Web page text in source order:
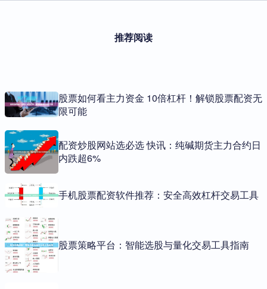
推荐阅读
股票如何看主力资金 10倍杠杆！解锁股票配资无
限可能
配资炒股网站选必选 快讯：纯碱期货主力合约日
内跌超6%
手机股票配资软件推荐：安全高效杠杆交易工具
股票策略平台：智能选股与量化交易工具指南